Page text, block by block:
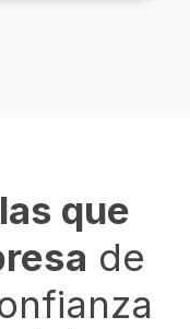
que
de